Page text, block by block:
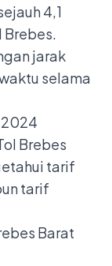
4,1
Brebes.
jarak
selama
2024
Brebes
tarif
tarif
Barat